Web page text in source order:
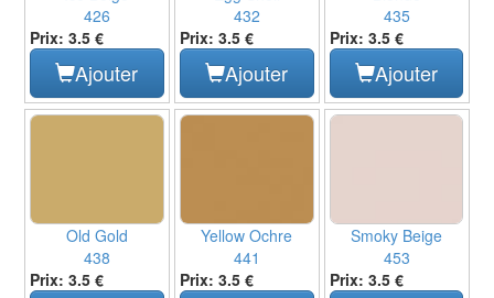
426
Prix: 3.5 €
Ajouter
432
Prix: 3.5 €
Ajouter
435
Prix: 3.5 €
Ajouter
Old Gold
438
Prix: 3.5 €
Yellow Ochre
441
Prix: 3.5 €
Smoky Beige
453
Prix: 3.5 €